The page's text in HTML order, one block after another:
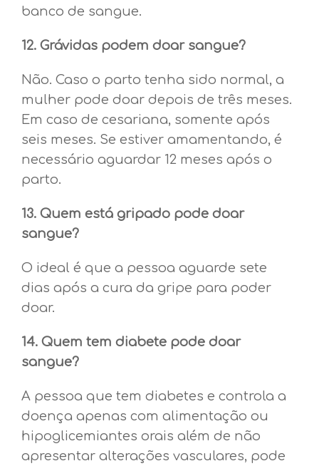
banco de sangue.
12. Grávidas podem doar sangue?
Não. Caso o parto tenha sido normal, a
mulher pode doar depois de três meses.
Em caso de cesariana, somente após
seis meses. Se estiver amamentando, é
necessário aguardar 12 meses após o
parto.
13. Quem está gripado pode doar
sangue?
O ideal é que a pessoa aguarde sete
dias após a cura da gripe para poder
doar.
14. Quem tem diabete pode doar
sangue?
A pessoa que tem diabetes e controla a
doença apenas com alimentação ou
hipoglicemiantes orais além de não
apresentar alterações vasculares, pode